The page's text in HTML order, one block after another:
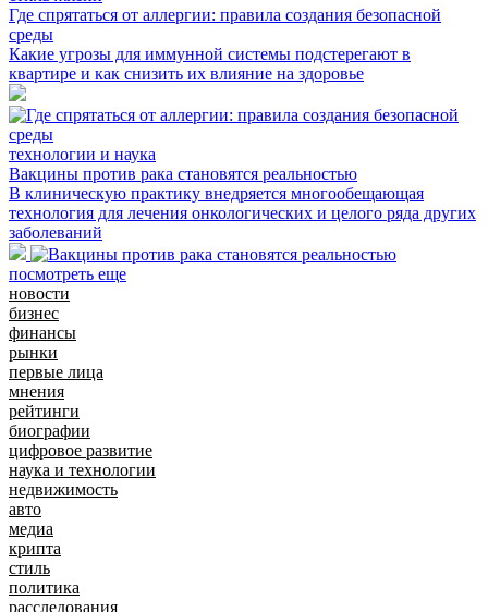
Где спрятаться от аллергии: правила создания безопасной
среды
Какие угрозы для иммунной системы подстерегают в
квартире и как снизить их влияние на здоровье
технологии и наука
Вакцины против рака становятся реальностью
В клиническую практику внедряется многообещающая
технология для лечения онкологических и целого ряда других
заболеваний
посмотреть еще
новости
бизнес
финансы
рынки
первые лица
мнения
рейтинги
биографии
цифровое развитие
наука и технологии
недвижимость
авто
медиа
крипта
стиль
политика
расследования